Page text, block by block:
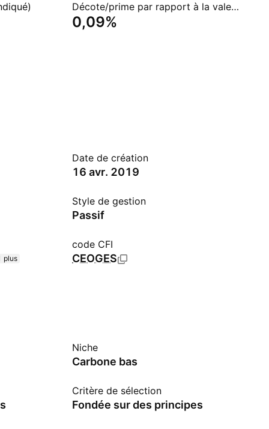
Décote/prime par rapport à la valeur nette d'inventaire
0,09%
Date de création
16 avr. 2019
Style de gestion
Passif
plus
code CFI
CEOGES
Niche
Carbone bas
Critère de sélection
Fondée sur des principes